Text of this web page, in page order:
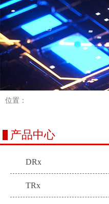
位置：
产品中心
DRx
TRx